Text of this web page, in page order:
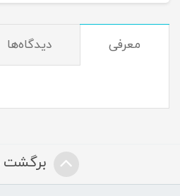
معرفی دیدگاه‌ها
برگشت